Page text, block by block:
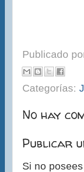
Publicado
Categorías:
No hay
Publicar
Si no